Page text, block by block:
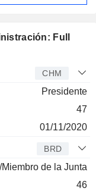
Full
CHM
Presidente
47
01/11/2020
BRD
Miembro de la Junta
46